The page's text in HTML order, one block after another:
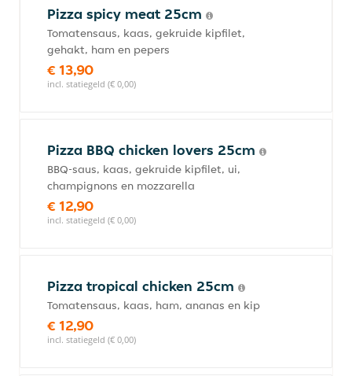
Pizza spicy meat 25cm
Tomatensaus, kaas, gekruide kipfilet,
gehakt, ham en pepers
€ 13,90
incl. statiegeld (€ 0,00)
Pizza BBQ chicken lovers 25cm
BBQ-saus, kaas, gekruide kipfilet, ui,
champignons en mozzarella
€ 12,90
incl. statiegeld (€ 0,00)
Pizza tropical chicken 25cm
Tomatensaus, kaas, ham, ananas en kip
€ 12,90
incl. statiegeld (€ 0,00)